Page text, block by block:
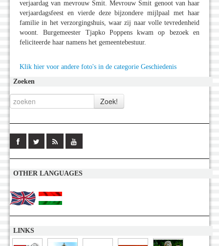
verjaardag van mevrouw Smit. Mevrouw Smit genoot van haar
verjaardagsfeest en vierde deze bijzondere mijlpaal met haar
familie in het verzorgingshuis, waar zij naar volle tevredenheid
woont. Burgemeester Tjapko Poppens kwam op bezoek en
feliciteerde haar namens het gemeentebestuur.
Klik hier voor andere foto's in de categorie Geschiedenis
Zoeken
OTHER LANGUAGES
LINKS